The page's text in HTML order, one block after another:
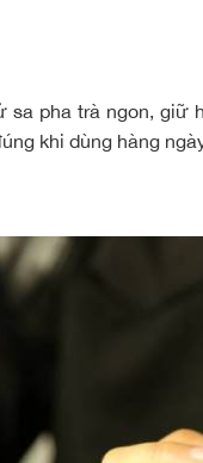
sa pha trà ngon, giữ
khi dùng hàng